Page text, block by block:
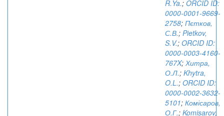
R.Ya.; ORCID ID:
0000-0001-9669-
2758; Пєтков,
С.В.; Pietkov,
S.V.; ORCID ID:
0000-0003-4160-
767X; Хитра,
О.Л.; Khytra,
O.L.; ORCID ID:
0000-0002-3632-
5101; Комісаров,
О.Г.; Komisarov,